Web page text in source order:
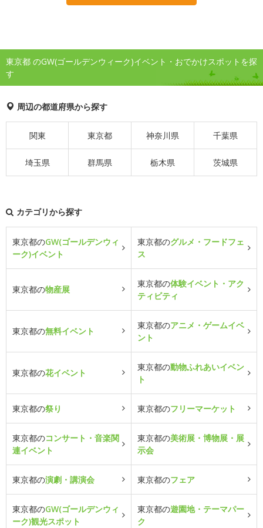
東京都 のGW(ゴールデンウィーク)イベント・おでかけスポットを探
す
周辺の都道府県から探す
関東 東京都 神奈川県 千葉県
埼玉県 群馬県 栃木県 茨城県
カテゴリから探す
東京都のGW(ゴールデンウィ
ーク)イベント
東京都のグルメ・フードフェ
ス
東京都の物産展
東京都の体験イベント・アク
ティビティ
東京都の無料イベント
東京都のアニメ・ゲームイベ
ント
東京都の花イベント
東京都の動物ふれあいイベン
ト
東京都の祭り 東京都のフリーマーケット
東京都のコンサート・音楽関
連イベント
東京都の美術展・博物展・展
示会
東京都の演劇・講演会 東京都のフェア
東京都のGW(ゴールデンウィ
ーク)観光スポット
東京都の遊園地・テーマパー
ク